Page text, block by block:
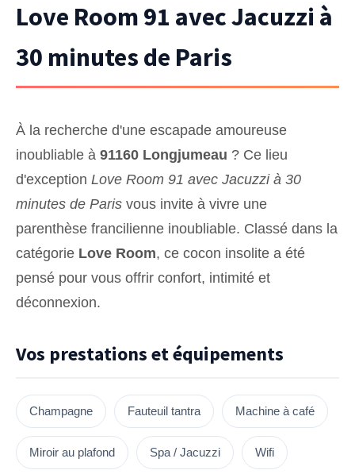
Love Room 91 avec Jacuzzi à
30 minutes de Paris
À la recherche d'une escapade amoureuse
inoubliable à 91160 Longjumeau ? Ce lieu
d'exception Love Room 91 avec Jacuzzi à 30
minutes de Paris vous invite à vivre une
parenthèse francilienne inoubliable. Classé dans la
catégorie Love Room, ce cocon insolite a été
pensé pour vous offrir confort, intimité et
déconnexion.
Vos prestations et équipements
Champagne Fauteuil tantra Machine à café
Miroir au plafond Spa / Jacuzzi Wifi